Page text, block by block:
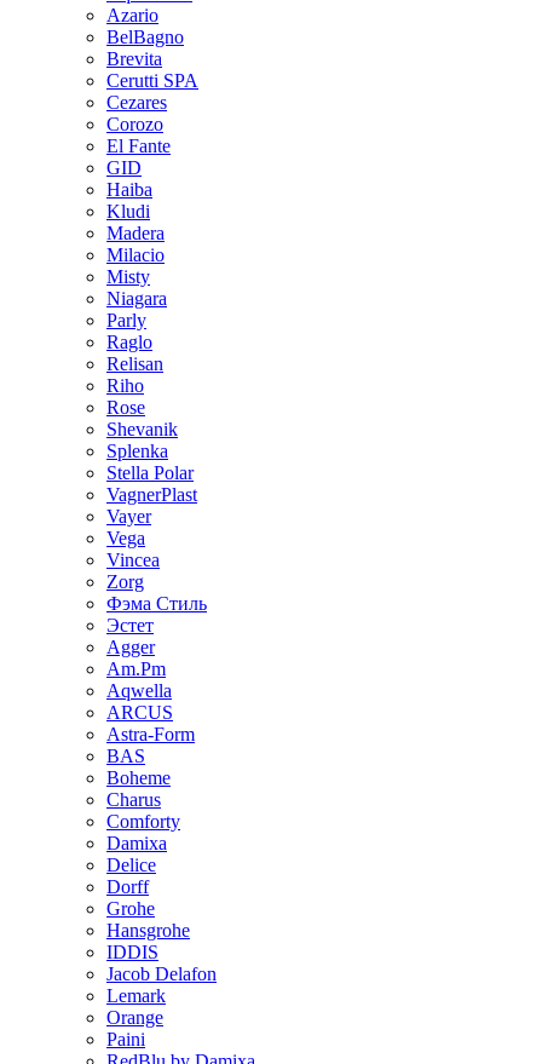
Azario
BelBagno
Brevita
Cerutti SPA
Cezares
Corozo
El Fante
GID
Haiba
Kludi
Madera
Milacio
Misty
Niagara
Parly
Raglo
Relisan
Riho
Rose
Shevanik
Splenka
Stella Polar
VagnerPlast
Vayer
Vega
Vincea
Zorg
Фэма Стиль
Эстет
Agger
Am.Pm
Aqwella
ARCUS
Astra-Form
BAS
Boheme
Charus
Comforty
Damixa
Delice
Dorff
Grohe
Hansgrohe
IDDIS
Jacob Delafon
Lemark
Orange
Paini